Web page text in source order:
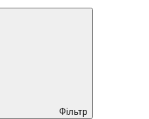
Фільтр